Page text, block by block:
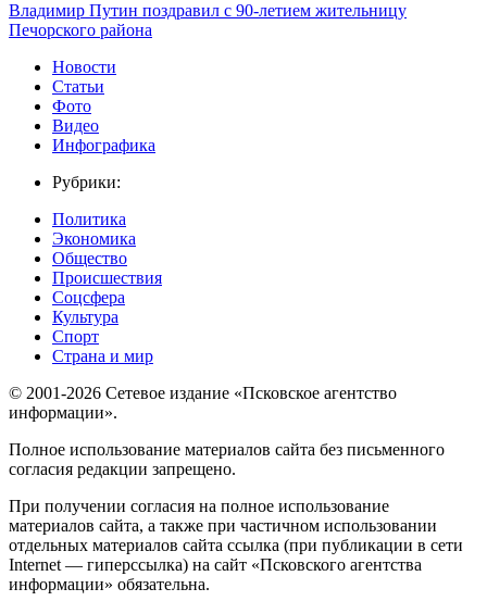
Владимир Путин поздравил с 90-летием жительницу
Печорского района
Новости
Статьи
Фото
Видео
Инфографика
Рубрики:
Политика
Экономика
Общество
Происшествия
Соцсфера
Культура
Спорт
Страна и мир
© 2001-2026 Сетевое издание «Псковское агентство
информации».
Полное использование материалов сайта без письменного
согласия редакции запрещено.
При получении согласия на полное использование
материалов сайта, а также при частичном использовании
отдельных материалов сайта ссылка (при публикации в сети
Internet — гиперссылка) на сайт «Псковского агентства
информации» обязательна.